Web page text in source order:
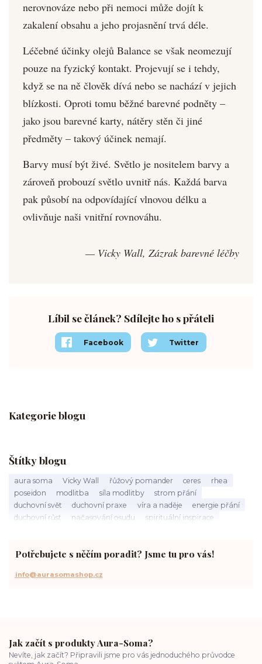
Kategorie blogu
Štítky blogu
aura soma Vicky Wall řůžový pomander ceres
rhea
poseidon
modlitba síla modlitby
strom přání
duchovní svět
duchovní praxe víra a naděje
energie přání
duchovní růst
načasování osudu
spirituální inspirace
Potřebujete s něčím poradit? Jsme tu pro vás!
info@aurasomashop.cz
nerovnováze nebo při nemoci může dojít k
zakalení obsahu a jeho projasnění trvá déle.
Léčebné účinky olejů Balance se však neomezují
pouze na fyzický kontakt. Projevují se i tehdy,
když se na ně člověk dívá nebo se nachází v jejich
blízkosti. Oproti tomu běžné barevné podněty –
jako jsou barevné karty, nátěry stěn či jiné
předměty – takový účinek nemají.
Barvy musí být živé. Světlo je nositelem barvy a
zároveň probouzí světlo uvnitř nás. Každá barva
pak působí na odpovídající vlnovou délku a
ovlivňuje naši vnitřní rovnováhu.
— Vicky Wall, Zázrak barevné léčby
Líbil se článek? Sdílejte ho s přáteli
Facebook Twitter
Jak začít s produkty Aura-Soma?
Nevíte, jak začít? Připravili jsme pro vás jednoduchého průvodce